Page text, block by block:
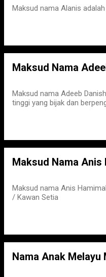
Maksud nama Alanis
Maksud Nama
Maksud nama Adeeb
tinggi yang bijak dan
Maksud Nama Anis
Maksud nama Anis
/ Kawan Setia
Nama Anak Melayu